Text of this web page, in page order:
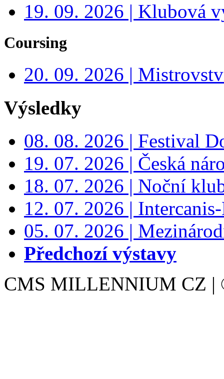
19. 09. 2026 | Klubová
Coursing
20. 09. 2026 |
Výsledky
08. 08. 2026 | Festival
19. 07. 2026 | Česká
18. 07. 2026 | Noční
12. 07. 2026 |
05. 07. 2026 |
Předchozí výstavy
CMS MILLENNIUM CZ |